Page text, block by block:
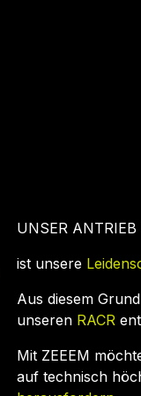
UNSER ANTRIEB
ist unsere
Aus diesem
unseren RACR
Mit ZEEEM
auf technisch